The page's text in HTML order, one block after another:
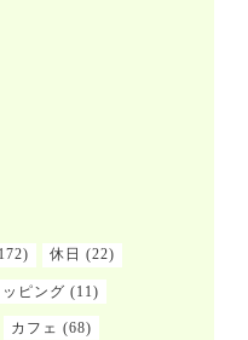
休日 (22)
ピング (11)
カフェ (68)